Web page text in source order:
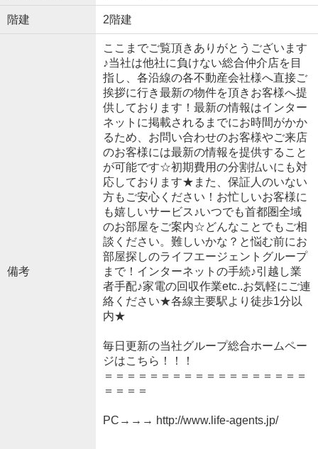
階建 2階建
備考
ここまでご覧頂きありがとうございます
♪当社は他社に負けない総合仲介店を目
指し、各沿線の各不動産会社様へ直接ご
挨拶に行き最新の物件を頂きお客様へ提
供しております！最新の情報はインター
ネットに掲載されるまでにお時間がかか
るため、お問い合わせのお客様やご来店
のお客様には最新の情報を提供すること
が可能です☆初期費用の分割払いにも対
応しております★また、保証人のいない
方もご安心ください！お忙しいお客様に
も嬉しいサービス♪いつでも首都圏全域
のお部屋をご案内☆どんなことでもご相
談ください。難しいかな？と悩む前にお
部屋探しのライフエージェントグループ
まで！インターネットの手続♪引越し業
者手配♪家電の回収作業etc..お気軽にご連
絡ください★各線主要駅より徒歩1分以
内★
毎日更新の当社グループ総合ホームペー
ジはこちら！！！
＝＝＝＝＝＝＝＝＝＝＝＝＝＝＝＝＝＝
＝＝＝＝
PC→→→ http://www.life-agents.jp/